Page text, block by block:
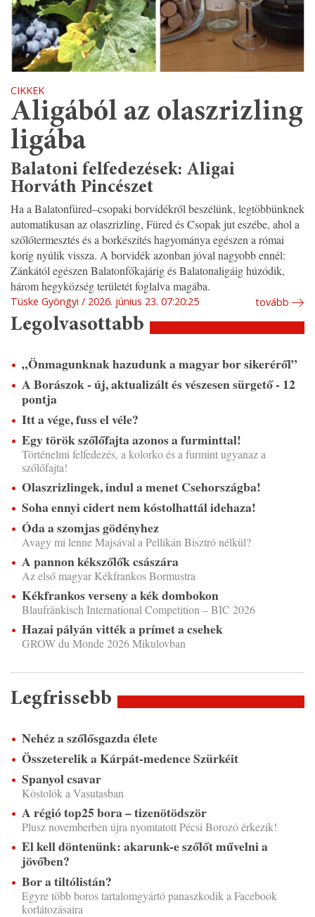
CIKKEK
Aligából az olaszrizling
ligába
Balatoni felfedezések: Aligai
Horváth Pincészet
Ha a Balatonfüred–csopaki borvidékről beszélünk, legtöbbünknek
automatikusan az olaszrizling, Füred és Csopak jut eszébe, ahol a
szőlőtermesztés és a borkészítés hagyománya egészen a római
korig nyúlik vissza. A borvidék azonban jóval nagyobb ennél:
Zánkától egészen Balatonfőkajárig és Balatonaligáig húzódik,
három hegyközség területét foglalva magába.
Tüske Gyöngyi 2026. június 23. 07:20:25 tovább
Legolvasottabb
„Önmagunknak hazudunk a magyar bor sikeréről”
A Borászok - új, aktualizált és vészesen sürgető - 12
pontja
Itt a vége, fuss el véle?
Egy török szőlőfajta azonos a furminttal!
Történelmi felfedezés, a kolorko és a furmint ugyanaz a
szőlőfajta!
Olaszrizlingek, indul a menet Csehországba!
Soha ennyi cidert nem kóstolhattál idehaza!
Óda a szomjas gödényhez
Avagy mi lenne Majsával a Pellikán Bisztró nélkül?
A pannon kékszőlők császára
Az első magyar Kékfrankos Bormustra
Kékfrankos verseny a kék dombokon
Blaufränkisch International Competition – BIC 2026
Hazai pályán vitték a prímet a csehek
GROW du Monde 2026 Mikulovban
Legfrissebb
Nehéz a szőlősgazda élete
Összeterelik a Kárpát-medence Szürkéit
Spanyol csavar
Kóstolók a Vasutasban
A régió top25 bora – tizenötödször
Plusz novemberben újra nyomtatott Pécsi Borozó érkezik!
El kell döntenünk: akarunk-e szőlőt művelni a
jövőben?
Bor a tiltólistán?
Egyre több boros tartalomgyártó panaszkodik a Facebook
korlátozásaira